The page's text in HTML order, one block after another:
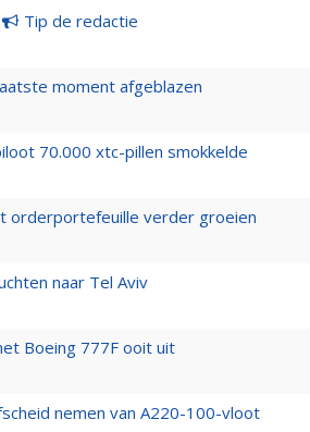
Tip de redactie
moment afgeblazen
70.000 xtc-pillen smokkelde
orderportefeuille verder groeien
naar Tel Aviv
Boeing 777F ooit uit
nemen van A220-100-vloot